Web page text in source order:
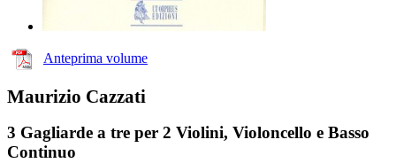
Anteprima volume
Maurizio Cazzati
3 Gagliarde a tre per 2 Violini, Violoncello e Basso
Continuo